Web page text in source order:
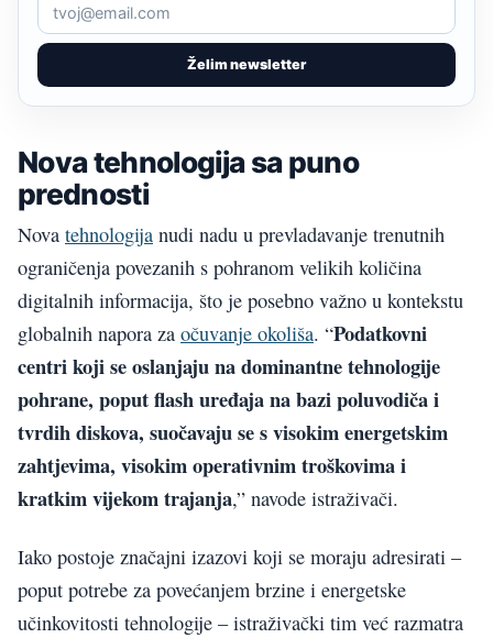
Želim newsletter
Nova tehnologija sa puno
prednosti
Nova tehnologija nudi nadu u prevladavanje trenutnih
ograničenja povezanih s pohranom velikih količina
digitalnih informacija, što je posebno važno u kontekstu
globalnih napora za očuvanje okoliša. “Podatkovni
centri koji se oslanjaju na dominantne tehnologije
pohrane, poput flash uređaja na bazi poluvodiča i
tvrdih diskova, suočavaju se s visokim energetskim
zahtjevima, visokim operativnim troškovima i
kratkim vijekom trajanja,” navode istraživači.
Iako postoje značajni izazovi koji se moraju adresirati –
poput potrebe za povećanjem brzine i energetske
učinkovitosti tehnologije – istraživački tim već razmatra